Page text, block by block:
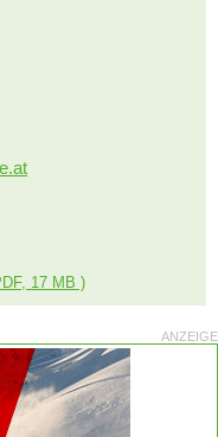
17 MB )
ANZEIGE